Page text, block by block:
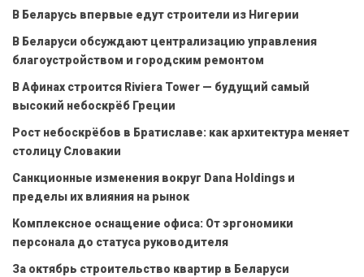
В Беларусь впервые едут строители из Нигерии
В Беларуси обсуждают централизацию управления
благоустройством и городским ремонтом
В Афинах строится Riviera Tower — будущий самый
высокий небоскрёб Греции
Рост небоскрёбов в Братиславе: как архитектура меняет
столицу Словакии
Санкционные изменения вокруг Dana Holdings и
пределы их влияния на рынок
Комплексное оснащение офиса: От эргономики
персонала до статуса руководителя
За октябрь строительство квартир в Беларуси